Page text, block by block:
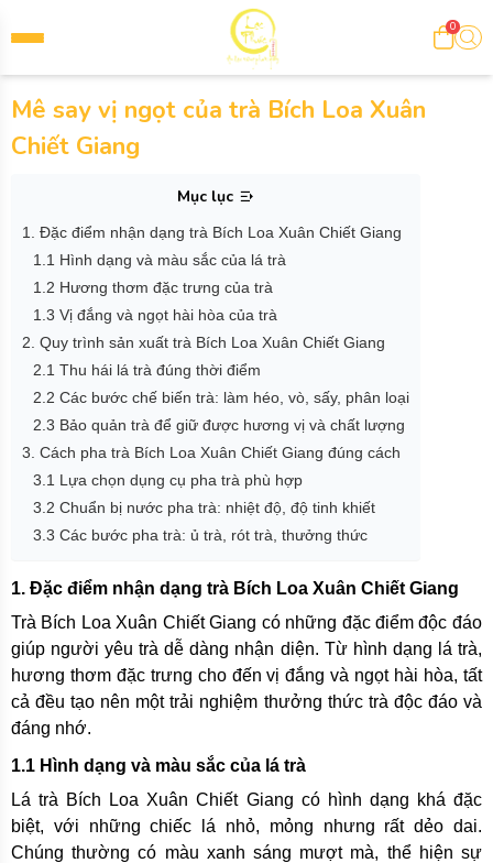
0
Mê say vị ngọt của trà Bích Loa Xuân
Chiết Giang
Mục lục
1. Đặc điểm nhận dạng trà Bích Loa Xuân Chiết Giang
1.1 Hình dạng và màu sắc của lá trà
1.2 Hương thơm đặc trưng của trà
1.3 Vị đắng và ngọt hài hòa của trà
2. Quy trình sản xuất trà Bích Loa Xuân Chiết Giang
2.1 Thu hái lá trà đúng thời điểm
2.2 Các bước chế biến trà: làm héo, vò, sấy, phân loại
2.3 Bảo quản trà để giữ được hương vị và chất lượng
3. Cách pha trà Bích Loa Xuân Chiết Giang đúng cách
3.1 Lựa chọn dụng cụ pha trà phù hợp
3.2 Chuẩn bị nước pha trà: nhiệt độ, độ tinh khiết
3.3 Các bước pha trà: ủ trà, rót trà, thưởng thức
1. Đặc điểm nhận dạng trà Bích Loa Xuân Chiết Giang
Trà Bích Loa Xuân Chiết Giang có những đặc điểm độc đáo
giúp người yêu trà dễ dàng nhận diện. Từ hình dạng lá trà,
hương thơm đặc trưng cho đến vị đắng và ngọt hài hòa, tất
cả đều tạo nên một trải nghiệm thưởng thức trà độc đáo và
đáng nhớ.
1.1 Hình dạng và màu sắc của lá trà
Lá trà Bích Loa Xuân Chiết Giang có hình dạng khá đặc
biệt, với những chiếc lá nhỏ, mỏng nhưng rất dẻo dai.
Chúng thường có màu xanh sáng mượt mà, thể hiện sự